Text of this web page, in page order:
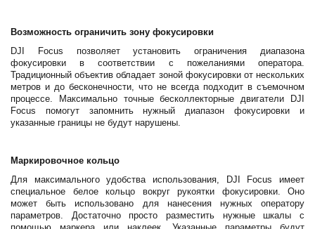
Возможность ограничить зону фокусировки
DJI Focus позволяет установить ограничения диапазона
фокусировки в соответствии с пожеланиями оператора.
Традиционный объектив обладает зоной фокусировки от нескольких
метров и до бесконечности, что не всегда подходит в съемочном
процессе. Максимально точные бесколлекторные двигатели DJI
Focus помогут запомнить нужный диапазон фокусировки и
указанные границы не будут нарушены.
Маркировочное кольцо
Для максимального удобства использования, DJI Focus имеет
специальное белое кольцо вокруг рукоятки фокусировки. Оно
может быть использовано для нанесения нужных оператору
параметров. Достаточно просто разместить нужные шкалы с